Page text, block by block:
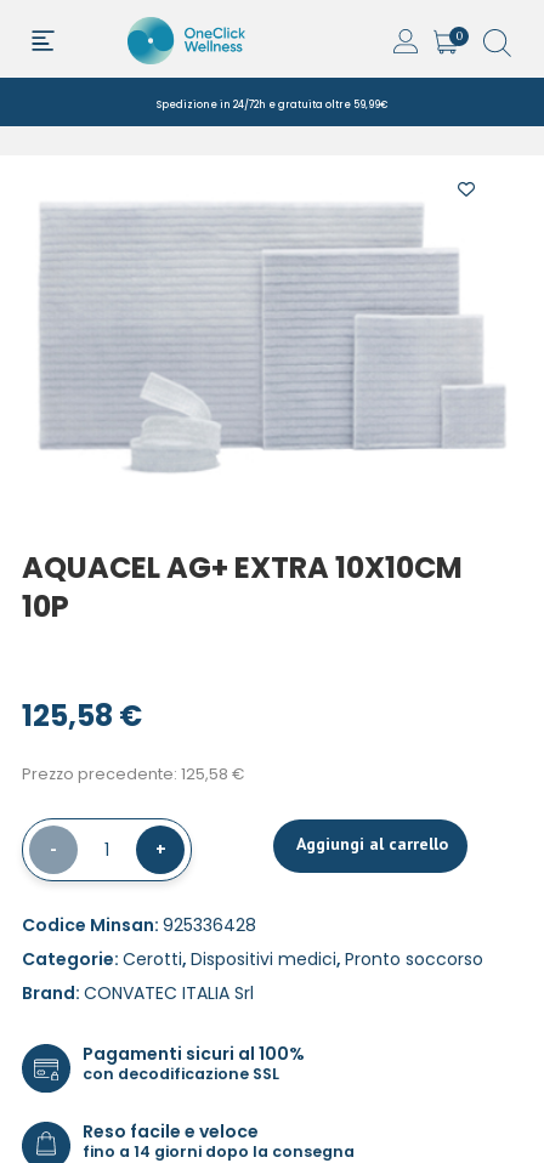
0
Spedizione in 24/72h e gratuita oltre 59,99€
AQUACEL AG+ EXTRA 10X10CM
10P
125,58 €
Prezzo precedente: 125,58 €
- 1 + Aggiungi al carrello
Codice Minsan: 925336428
Categorie: Cerotti, Dispositivi medici, Pronto soccorso
Brand: CONVATEC ITALIA Srl
Pagamenti sicuri al 100%
con decodificazione SSL
Reso facile e veloce
fino a 14 giorni dopo la consegna